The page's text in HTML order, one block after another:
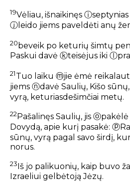
19Vėliau, išnaikinęs ⓘ
ⓙ leido jiems paveldėti anų
20beveik po keturių šimtų
Paskui davė ⓚteisėjus iki ⓛ
21Tuo laiku ⓜjie ėmė
jiems ⓝdavė Saulių, Kišo
vyrą, keturiasdešimčiai metų.
22 Pašalinęs Saulių, jis ⓞpakėlė
Dovydą, apie kurį pasakė: ⓟ
sūnų, vyrą pagal savo širdį,
norus.
23 Iš jo palikuonių, kaip buvo
Izraeliui gelbėtoją Jėzų.